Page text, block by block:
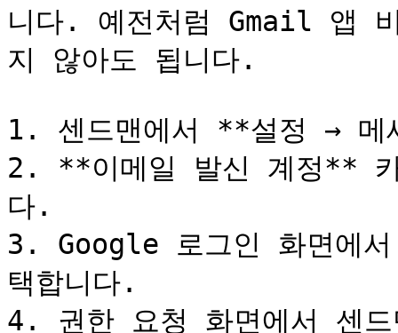
니다. 예전처럼 Gmail 앱
지 않아도 됩니다.
1. 센드맨에서 **설정 → 메
2. **이메일 발신 계정**
다.
3. Google 로그인 화면에
택합니다.
4. 권한 요청 화면에서 센